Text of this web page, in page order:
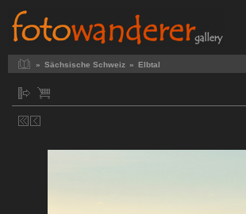
» Sächsische Schweiz » Elbtal